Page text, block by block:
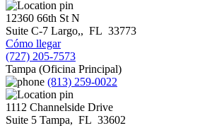
12360 66th St N
Suite C-7 Largo,, FL 33773
Cómo llegar
(727) 205-7573
Tampa (Oficina Principal)
(813) 259-0022
1112 Channelside Drive
Suite 5 Tampa, FL 33602